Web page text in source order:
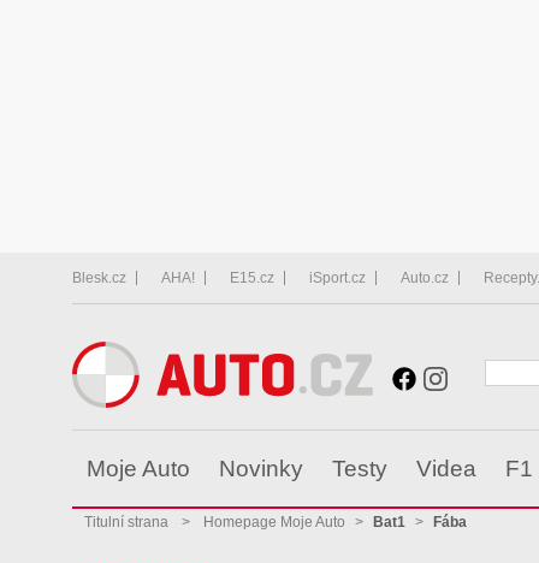
Blesk.cz AHA! E15.cz iSport.cz Auto.cz
Moje Auto Novinky Testy Videa F1
Titulní strana > Homepage Moje Auto > Bat1 > Fába